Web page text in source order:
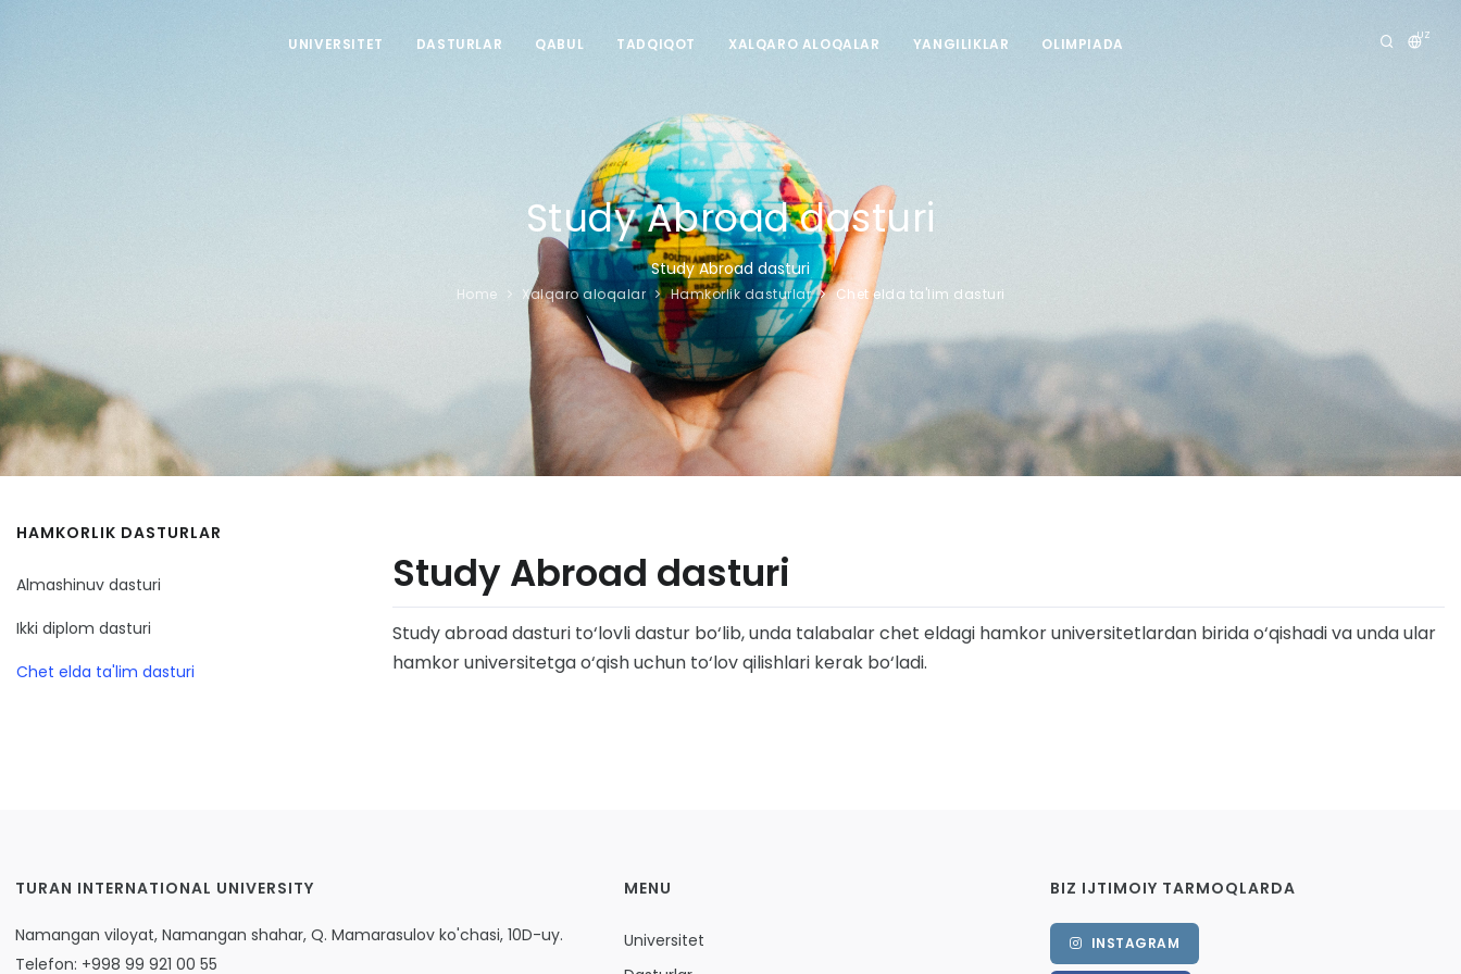
UZ
UNIVERSITET DASTURLAR QABUL TADQIQOT XALQARO ALOQALAR YANGILIKLAR OLIMPIADA
Study Abroad dasturi
Study Abroad dasturi
Home Xalqaro aloqalar Hamkorlik dasturlar Chet elda ta'lim dasturi
Study Abroad dasturi
Study abroad dasturi to‘lovli dastur bo‘lib, unda talabalar chet eldagi hamkor universitetlardan birida o‘qishadi va unda ular
hamkor universitetga o‘qish uchun to‘lov qilishlari kerak bo‘ladi.
HAMKORLIK DASTURLAR
Almashinuv dasturi
Ikki diplom dasturi
Chet elda ta'lim dasturi
TURAN INTERNATIONAL UNIVERSITY
Namangan viloyat, Namangan shahar, Q. Mamarasulov ko'chasi, 10D-uy.
Telefon: +998 99 921 00 55
MENU
Universitet
BIZ IJTIMOIY TARMOQLARDA
INSTAGRAM